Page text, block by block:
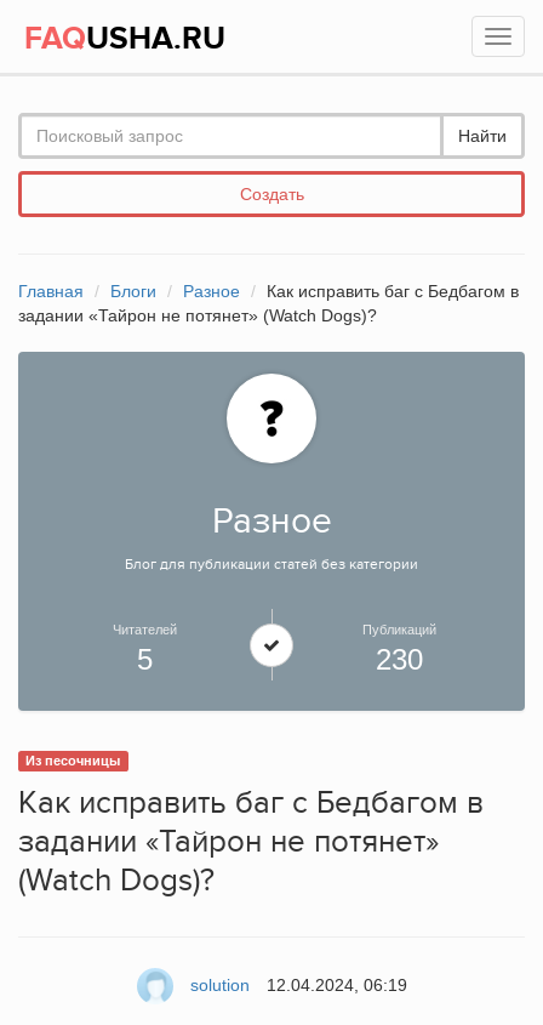
FAQUSHA.RU
Найти
Создать
Главная Блоги Разное
Как исправить баг с Бедбагом в
задании «Тайрон не потянет» (Watch Dogs)?
Разное
Блог для публикации статей без категории
Читателей
5
Публикаций
230
Из песочницы
Как исправить баг с Бедбагом в
задании «Тайрон не потянет»
(Watch Dogs)?
solution 12.04.2024, 06:19